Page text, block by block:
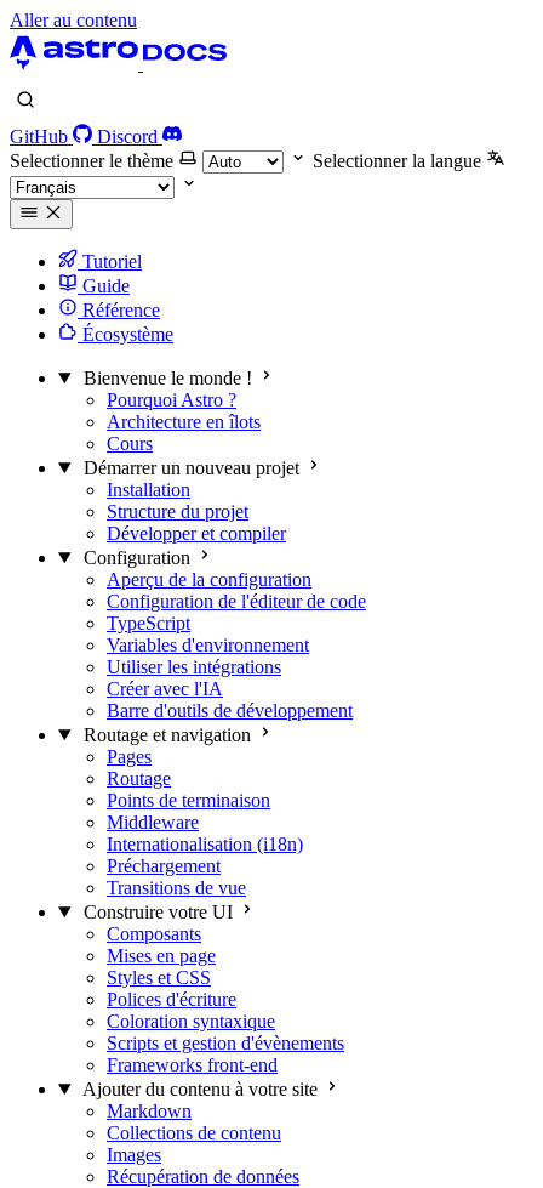
Aller au contenu
GitHub
Discord
Selectionner le thème
Selectionner la langue
Tutoriel
Guide
Référence
Écosystème
Bienvenue le monde !
Pourquoi Astro ?
Architecture en îlots
Cours
Démarrer un nouveau projet
Installation
Structure du projet
Développer et compiler
Configuration
Aperçu de la configuration
Configuration de l'éditeur de code
TypeScript
Variables d'environnement
Utiliser les intégrations
Créer avec l'IA
Barre d'outils de développement
Routage et navigation
Pages
Routage
Points de terminaison
Middleware
Internationalisation (i18n)
Préchargement
Transitions de vue
Construire votre UI
Composants
Mises en page
Styles et CSS
Polices d'écriture
Coloration syntaxique
Scripts et gestion d'évènements
Frameworks front-end
Ajouter du contenu à votre site
Markdown
Collections de contenu
Images
Récupération de données